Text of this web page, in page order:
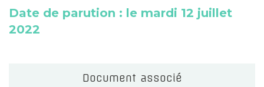
Date de parution : le mardi 12 juillet
2022
Document associé